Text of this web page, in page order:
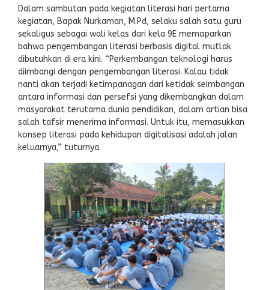
Dalam sambutan pada kegiatan literasi hari pertama
kegiatan, Bapak Nurkaman, M.Pd, selaku salah satu guru
sekaligus sebagai wali kelas dari kela 9E memaparkan
bahwa pengembangan literasi berbasis digital mutlak
dibutuhkan di era kini. “Perkembangan teknologi harus
diimbangi dengan pengembangan literasi. Kalau tidak
nanti akan terjadi ketimpanagan dari ketidak seimbangan
antara informasi dan persefsi yang dikembangkan dalam
masyarakat terutama dunia pendidikan, dalam artian bisa
salah tafsir menerima informasi. Untuk itu, memasukkan
konsep literasi pada kehidupan digitalisasi adalah jalan
keluarnya,” tuturnya.